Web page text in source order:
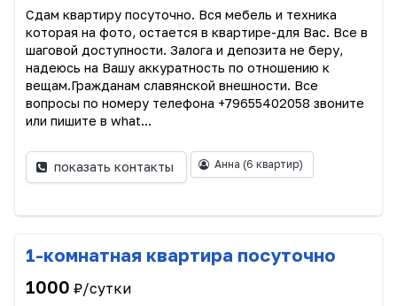
Сдам квартиру посуточно. Вся мебель и техника
которая на фото, остается в квартире-для Вас. Все в
шаговой доступности. Залога и депозита не беру,
надеюсь на Вашу аккуратность по отношению к
вещам.Гражданам славянской внешности. Все
вопросы по номеру телефона +79655402058 звоните
или пишите в what...
показать контакты Анна (6 квартир)
1-комнатная квартира посуточно
1000 ₽/сутки